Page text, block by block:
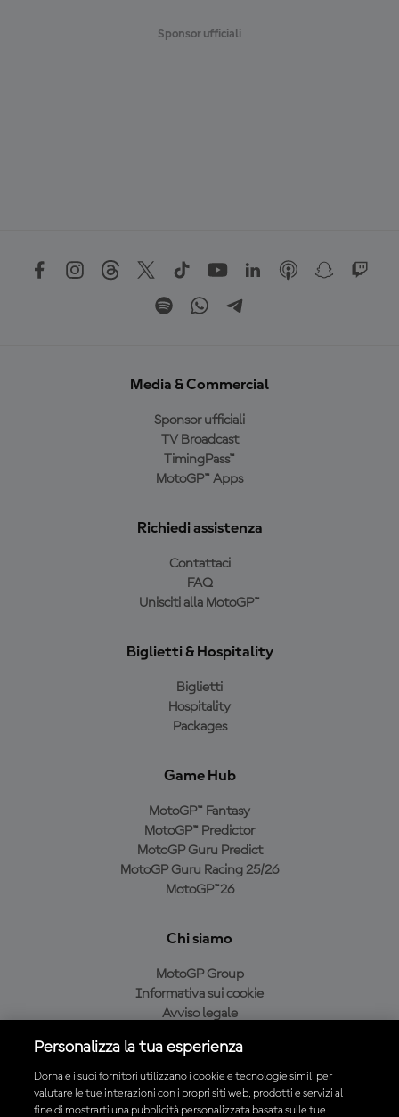
Sponsor ufficiali
Media & Commercial
Sponsor ufficiali
TV Broadcast
TimingPass™
MotoGP™ Apps
Richiedi assistenza
Contattaci
FAQ
Unisciti alla MotoGP™
Biglietti & Hospitality
Biglietti
Hospitality
Packages
Game Hub
MotoGP™ Fantasy
MotoGP™ Predictor
MotoGP Guru Predict
MotoGP Guru Racing 25/26
MotoGP™26
Chi siamo
MotoGP Group
Informativa sui cookie
Avviso legale
Condizioni di acquisto
Personalizza la tua esperienza
Dorna e i suoi fornitori utilizzano i cookie e tecnologie simili per
valutare le tue interazioni con i propri siti web, prodotti e servizi al
fine di mostrarti una pubblicità personalizzata basata sulle tue